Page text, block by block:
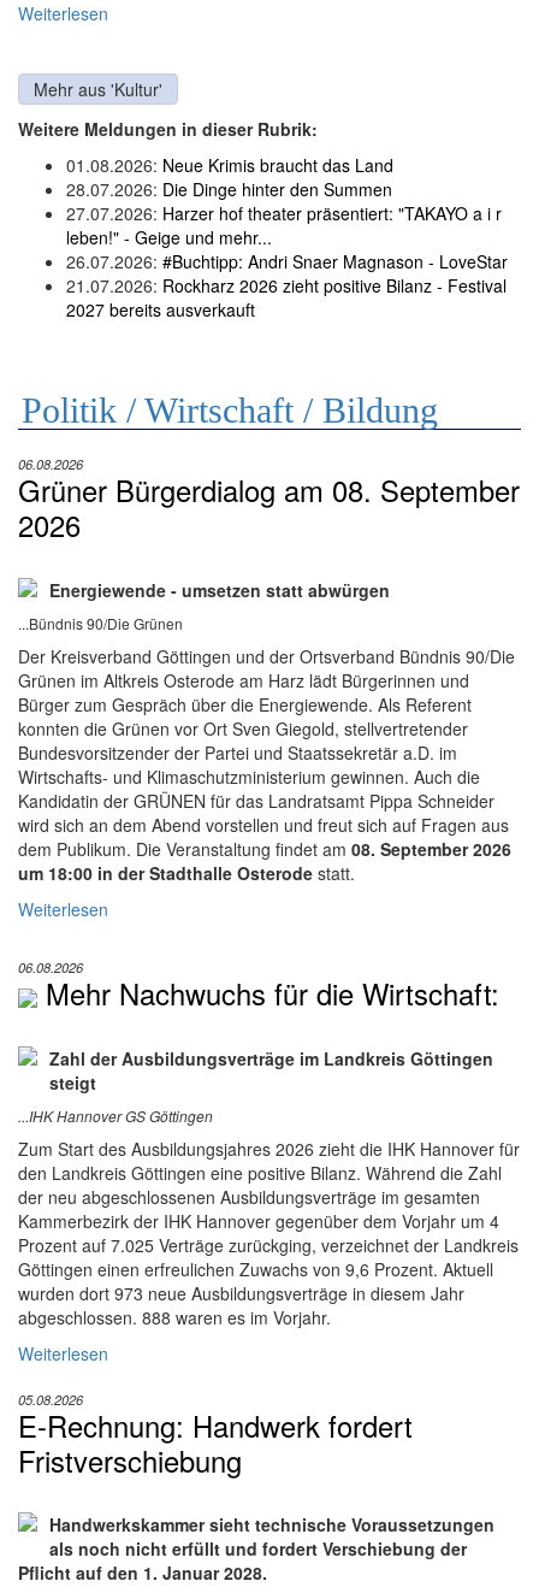
Weiterlesen
Mehr aus 'Kultur'
Weitere Meldungen in dieser Rubrik:
01.08.2026: Neue Krimis braucht das Land
28.07.2026: Die Dinge hinter den Summen
27.07.2026: Harzer hof theater präsentiert: "TAKAYO a i r
leben!" - Geige und mehr...
26.07.2026: #Buchtipp: Andri Snaer Magnason - LoveStar
21.07.2026: Rockharz 2026 zieht positive Bilanz - Festival
2027 bereits ausverkauft
Politik / Wirtschaft / Bildung
06.08.2026
Grüner Bürgerdialog am 08. September
2026
Energiewende - umsetzen statt abwürgen
...Bündnis 90/Die Grünen
Der Kreisverband Göttingen und der Ortsverband Bündnis 90/Die
Grünen im Altkreis Osterode am Harz lädt Bürgerinnen und
Bürger zum Gespräch über die Energiewende. Als Referent
konnten die Grünen vor Ort Sven Giegold, stellvertretender
Bundesvorsitzender der Partei und Staatssekretär a.D. im
Wirtschafts- und Klimaschutzministerium gewinnen. Auch die
Kandidatin der GRÜNEN für das Landratsamt Pippa Schneider
wird sich an dem Abend vorstellen und freut sich auf Fragen aus
dem Publikum. Die Veranstaltung findet am 08. September 2026
um 18:00 in der Stadthalle Osterode statt.
Weiterlesen
06.08.2026
Mehr Nachwuchs für die Wirtschaft:
Zahl der Ausbildungsverträge im Landkreis Göttingen
steigt
...IHK Hannover GS Göttingen
Zum Start des Ausbildungsjahres 2026 zieht die IHK Hannover für
den Landkreis Göttingen eine positive Bilanz. Während die Zahl
der neu abgeschlossenen Ausbildungsverträge im gesamten
Kammerbezirk der IHK Hannover gegenüber dem Vorjahr um 4
Prozent auf 7.025 Verträge zurückging, verzeichnet der Landkreis
Göttingen einen erfreulichen Zuwachs von 9,6 Prozent. Aktuell
wurden dort 973 neue Ausbildungsverträge in diesem Jahr
abgeschlossen. 888 waren es im Vorjahr.
Weiterlesen
05.08.2026
E-Rechnung: Handwerk fordert
Fristverschiebung
Handwerkskammer sieht technische Voraussetzungen
als noch nicht erfüllt und fordert Verschiebung der
Pflicht auf den 1. Januar 2028.